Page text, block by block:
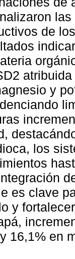
de
y
los
es clave
y
16,1% en